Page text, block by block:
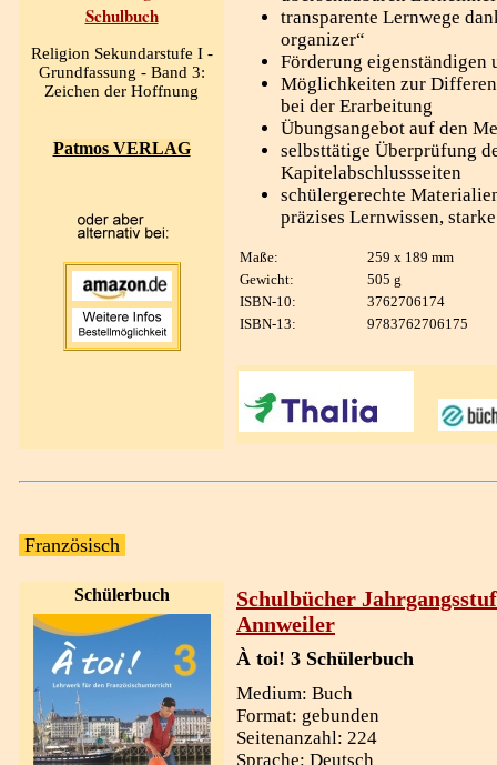
Schulbuch
Religion Sekundarstufe I -
Grundfassung - Band 3:
Zeichen der Hoffnung
Patmos VERLAG
transparente Lernwege
organizer“
Förderung eigenständigen
Möglichkeiten zur
bei der Erarbeitung
Übungsangebot auf den
selbsttätige Überprüfung
Kapitelabschlussseiten
schülergerechte
präzises Lernwissen,
Maße:
259 x 189 mm
Gewicht:
505 g
ISBN-10:
3762706174
ISBN-13:
9783762706175
Französisch
Schülerbuch
Schulbücher
Annweiler
À toi! 3 Schülerbuch
Medium: Buch
Format: gebunden
Seitenanzahl: 224
Sprache: Deutsch